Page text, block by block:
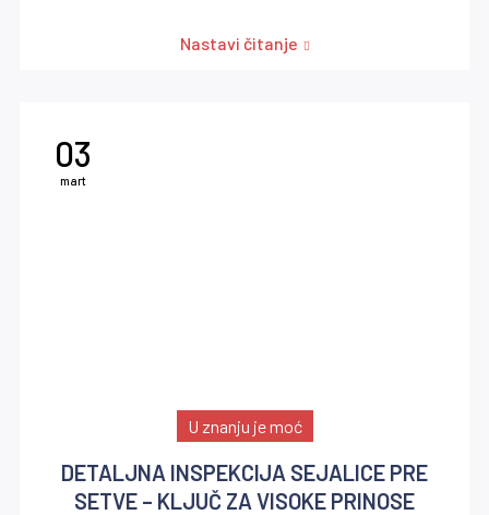
Nastavi čitanje
U znanju je moć
03
mart
DETALJNA INSPEKCIJA SEJALICE PRE
SETVE – KLJUČ ZA VISOKE PRINOSE